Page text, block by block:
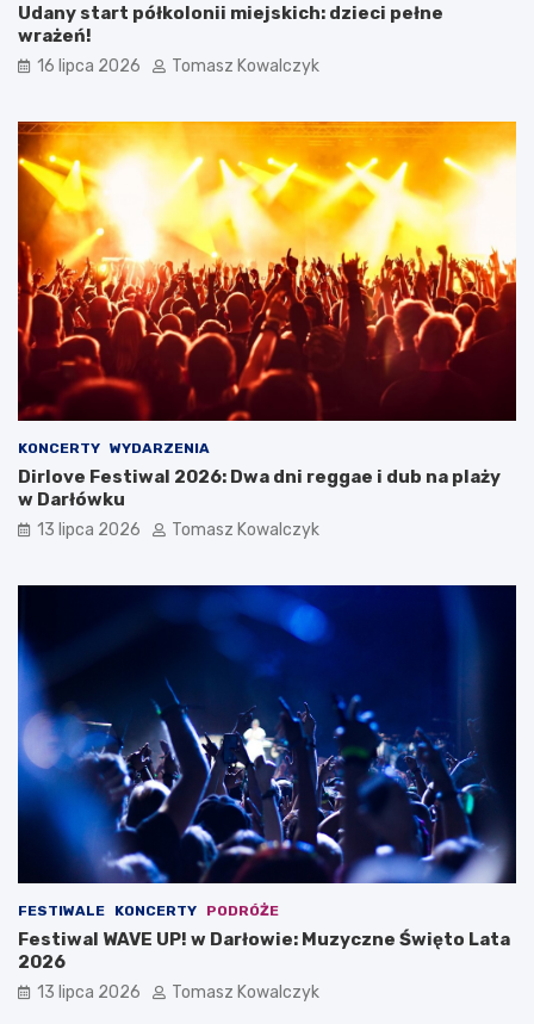
Udany start półkolonii miejskich: dzieci pełne
wrażeń!
16 lipca 2026 Tomasz Kowalczyk
KONCERTY WYDARZENIA
Dirlove Festiwal 2026: Dwa dni reggae i dub na plaży
w Darłówku
13 lipca 2026 Tomasz Kowalczyk
FESTIWALE KONCERTY PODRÓŻE
Festiwal WAVE UP! w Darłowie: Muzyczne Święto Lata
2026
13 lipca 2026 Tomasz Kowalczyk